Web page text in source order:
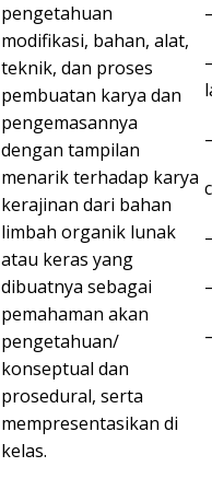
pengetahuan
modifikasi, bahan, alat,
teknik, dan proses
pembuatan karya dan
pengemasannya
dengan tampilan
menarik terhadap karya
kerajinan dari bahan
limbah organik lunak
atau keras yang
dibuatnya sebagai
pemahaman akan
pengetahuan/
konseptual dan
prosedural, serta
mempresentasikan di
kelas.